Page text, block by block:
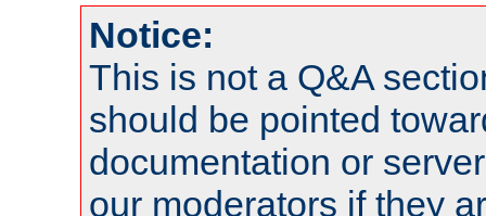
Notice:
This is not a Q&A
should be pointed
documentation or
our moderators if they